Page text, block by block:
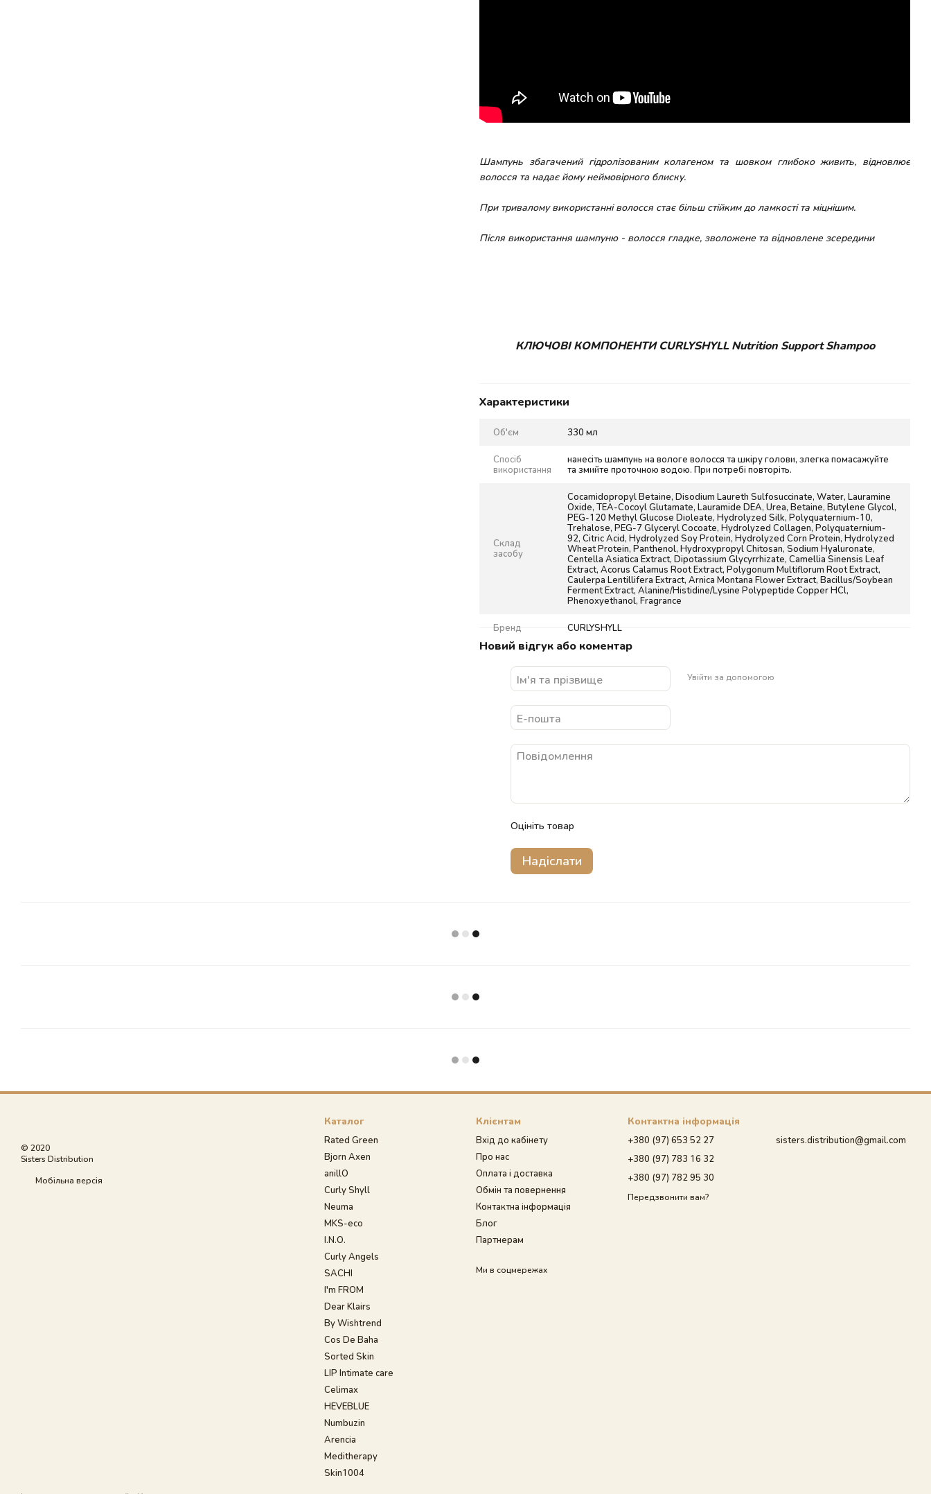
Шампунь збагачений гідролізованим колагеном та шовком глибоко живить, відновлює
волосся та надає йому неймовірного блиску.
При тривалому використанні волосся стає більш стійким до ламкості та міцнішим.
Після використання шампуню - волосся гладке, зволожене та відновлене зсередини
КЛЮЧОВІ КОМПОНЕНТИ CURLYSHYLL Nutrition Support Shampoo
Характеристики
Об'єм 330 мл
Спосіб
використання
нанесіть шампунь на вологе волосся та шкіру голови, злегка помасажуйте
та змийте проточною водою. При потребі повторіть.
Склад
засобу
Cocamidopropyl Betaine, Disodium Laureth Sulfosuccinate, Water, Lauramine
Oxide, TEA-Cocoyl Glutamate, Lauramide DEA, Urea, Betaine, Butylene Glycol,
PEG-120 Methyl Glucose Dioleate, Hydrolyzed Silk, Polyquaternium-10,
Trehalose, PEG-7 Glyceryl Cocoate, Hydrolyzed Collagen, Polyquaternium-
92, Citric Acid, Hydrolyzed Soy Protein, Hydrolyzed Corn Protein, Hydrolyzed
Wheat Protein, Panthenol, Hydroxypropyl Chitosan, Sodium Hyaluronate,
Centella Asiatica Extract, Dipotassium Glycyrrhizate, Camellia Sinensis Leaf
Extract, Acorus Calamus Root Extract, Polygonum Multiflorum Root Extract,
Caulerpa Lentillifera Extract, Arnica Montana Flower Extract, Bacillus/Soybean
Ferment Extract, Alanine/Histidine/Lysine Polypeptide Copper HCl,
Phenoxyethanol, Fragrance
Бренд CURLYSHYLL
Новий відгук або коментар
Увійти за допомогою
Оцініть товар
Надіслати
© 2020
Sisters Distribution
Мобільна версія
Каталог
Rated Green
Bjorn Axen
anillO
Curly Shyll
Neuma
MKS-eco
I.N.O.
Curly Angels
SACHI
I'm FROM
Dear Klairs
By Wishtrend
Cos De Baha
Sorted Skin
LIP Intimate care
Celimax
HEVEBLUE
Numbuzin
Arencia
Meditherapy
Skin1004
Клієнтам
Вхід до кабінету
Про нас
Оплата і доставка
Обмін та повернення
Контактна інформація
Блог
Партнерам
Ми в соцмережах
Контактна інформація
+380 (97) 653 52 27
+380 (97) 783 16 32
+380 (97) 782 95 30
Передзвонити вам?
sisters.distribution@gmail.com